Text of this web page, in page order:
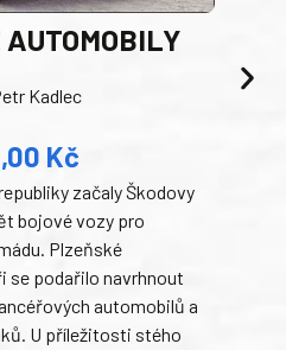
Kadlec
Kč
začaly Škodovy
bojové vozy pro
Plzeňské
se podařilo navrhnout
automobilů a
U příležitosti stého